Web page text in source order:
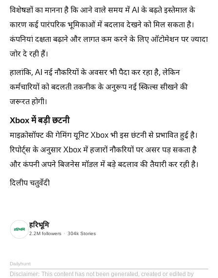
विशेषज्ञों का मानना है कि आने वाले समय में AI के बढ़ते इस्तेमाल के
कारण कई पारंपरिक भूमिकाओं में बदलाव देखने को मिल सकता है।
कंपनियां दक्षता बढ़ाने और लागत कम करने के लिए ऑटोमेशन पर ज्यादा
जोर दे रही हैं।
हालांकि, AI नई नौकरियों के अवसर भी पैदा कर रहा है, लेकिन
कर्मचारियों को बदलती तकनीक के अनुरूप नई स्किल्स सीखने की
जरूरत होगी।
Xbox में बड़ी छटनी
माइक्रोसॉफ्ट की गेमिंग यूनिट Xbox भी इस छंटनी से प्रभावित हुई है।
रिपोर्ट्स के अनुसार Xbox में हजारों नौकरियों पर असर पड़ सकता है
और कंपनी अपने बिजनेस मॉडल में बड़े बदलाव की तैयारी कर रही है।
दिलीप चतुर्वेदी
हरिभूमि
2.2M followers 304k Stories
Dailyhunt
Disclaimer: This content has not been generated, created or edited by